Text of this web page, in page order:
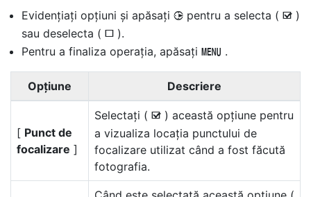
Evidențiați opțiuni și apăsați 2 pentru a selecta ( M )
sau deselecta ( U ).
Pentru a finaliza operația, apăsați G .
Opțiune Descriere
[ Punct de
focalizare ]
Selectați ( M ) această opțiune pentru
a vizualiza locația punctului de
focalizare utilizat când a fost făcută
fotografia.